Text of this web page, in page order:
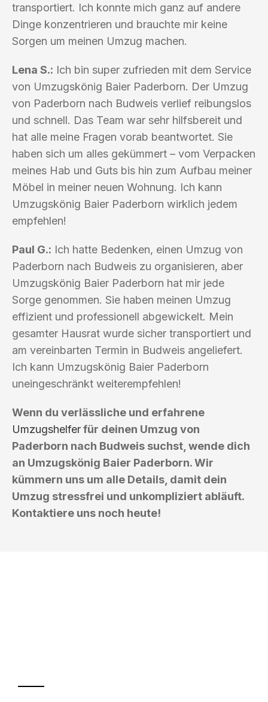
transportiert. Ich konnte mich ganz auf andere
Dinge konzentrieren und brauchte mir keine
Sorgen um meinen Umzug machen.
Lena S.: Ich bin super zufrieden mit dem Service
von Umzugskönig Baier Paderborn. Der Umzug
von Paderborn nach Budweis verlief reibungslos
und schnell. Das Team war sehr hilfsbereit und
hat alle meine Fragen vorab beantwortet. Sie
haben sich um alles gekümmert – vom Verpacken
meines Hab und Guts bis hin zum Aufbau meiner
Möbel in meiner neuen Wohnung. Ich kann
Umzugskönig Baier Paderborn wirklich jedem
empfehlen!
Paul G.: Ich hatte Bedenken, einen Umzug von
Paderborn nach Budweis zu organisieren, aber
Umzugskönig Baier Paderborn hat mir jede
Sorge genommen. Sie haben meinen Umzug
effizient und professionell abgewickelt. Mein
gesamter Hausrat wurde sicher transportiert und
am vereinbarten Termin in Budweis angeliefert.
Ich kann Umzugskönig Baier Paderborn
uneingeschränkt weiterempfehlen!
Wenn du verlässliche und erfahrene
Umzugshelferfür deinen Umzug von
Paderborn nach Budweis suchst, wende dich
an Umzugskönig Baier Paderborn. Wir
kümmern uns um alle Details, damit dein
Umzug stressfrei und unkompliziert abläuft.
Kontaktiere uns noch heute!